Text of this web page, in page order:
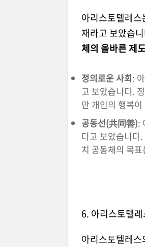
아리스토텔레스
재라고 보았습
체의 올바른 제
정의로운 사회:
고 보았습니다.
만 개인의 행복
공동선(共同善):
다고 보았습니다
치 공동체의 목표
6. 아리스토텔
아리스토텔레